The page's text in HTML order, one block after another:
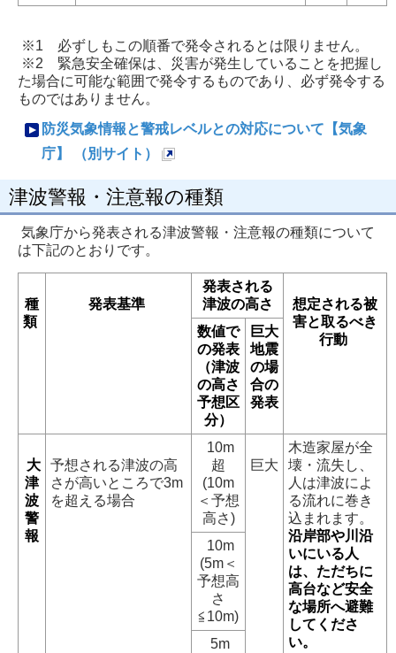
※1 必ずしもこの順番で発令されるとは限りません。
※2 緊急安全確保は、災害が発生していることを把握し
た場合に可能な範囲で発令するものであり、必ず発令する
ものではありません。
防災気象情報と警戒レベルとの対応について【気象
庁】 （別サイト）
規
ペ
ジ
津波警報・注意報の種類
気象庁から発表される津波警報・注意報の種類について
は下記のとおりです。
種
類
発表基準
発表される
津波の高さ
想定される被
害と取るべき
行動
数値で
の発表
（津波
の高さ
予想区
分）
巨大
地震
の場
合の
発表
大
津
波
警
報
予想される津波の高
さが高いところで3m
を超える場合
10m
超
(10m
＜予想
高さ)
巨大
木造家屋が全
壊・流失し、
人は津波によ
る流れに巻き
込まれます。
沿岸部や川沿
いにいる人
は、ただちに
高台など安全
な場所へ避難
してくださ
い。
10m
(5m＜
予想高
さ
≦10m)
5m